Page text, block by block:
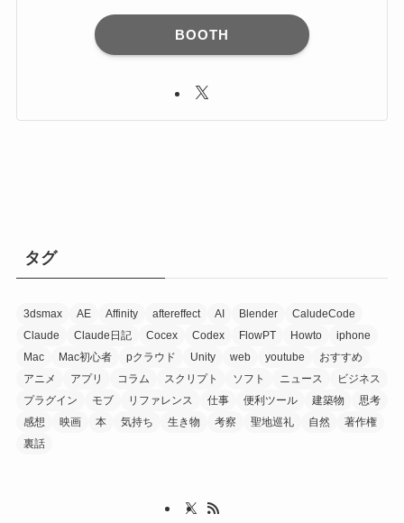
BOOTH
タグ
3dsmax AE Affinity aftereffect AI Blender
CaludeCode
Claude
Claude日記 Cocex Codex FlowPT Howto
iphone
Mac
Mac初心者 pクラウド Unity web youtube
おすすめ
アニメ
アプリ コラム スクリプト ソフト ニュース
ビジネス
プラグイン
モブ リファレンス 仕事 便利ツール 建築物
思考
感想
映画 本 気持ち 生き物 考察 聖地巡礼 自然
著作権
裏話